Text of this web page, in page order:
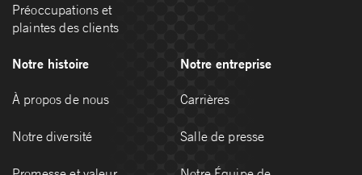
Préoccupations et
plaintes des clients
Notre histoire
À propos de nous
Notre diversité
Notre entreprise
Carrières
Salle de presse